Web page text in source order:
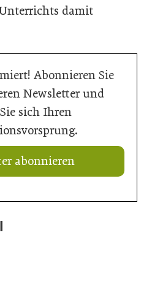
damit
Abonnieren Sie
Newsletter und
sich Ihren
abonnieren
ihre Ortskerne neu